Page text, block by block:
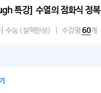
특강] 수열의 점화식 정복
] 수능 (실력완성) 수강평 60개